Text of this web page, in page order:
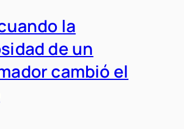
la
de un
cambió el